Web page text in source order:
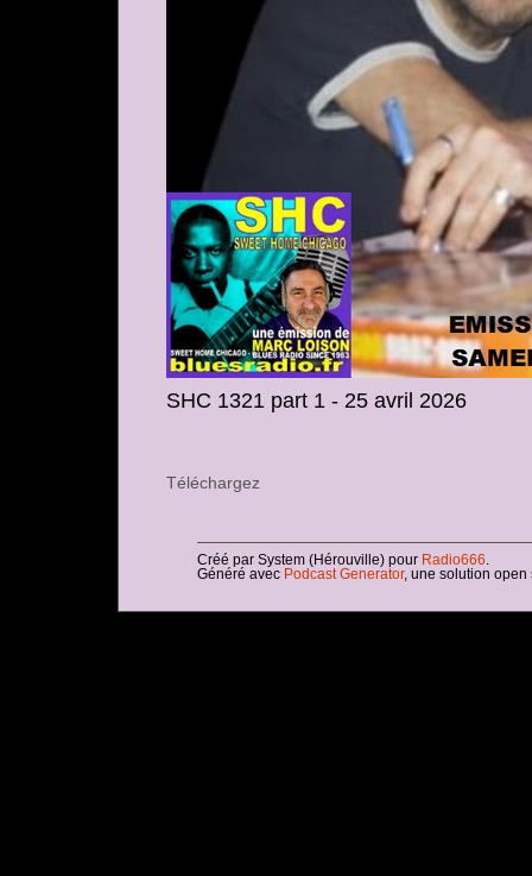
SHC 1321 part 1 - 25 avril 2026
Téléchargez
Créé par System (Hérouville) pour Radio666
Généré avec Podcast Generator, une solution open